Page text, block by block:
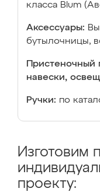
класса Blum
Аксессуары:
бутылочницы,
Пристеночный
навески,
Ручки: по
Изготовим
проекту: